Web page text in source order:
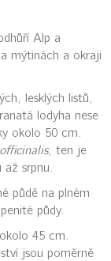
Alp a
mýtinách a okraji
lesklých listů,
lodyha nese
okolo 50 cm.
, ten je
až srpnu.
půdě na plném
půdy.
45 cm.
jsou poměrně